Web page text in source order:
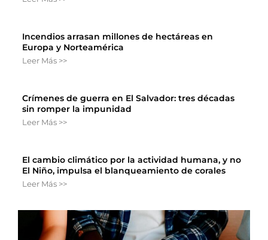
Incendios arrasan millones de hectáreas en
Europa y Norteamérica
Leer Más >>
Crímenes de guerra en El Salvador: tres décadas
sin romper la impunidad
Leer Más >>
El cambio climático por la actividad humana, y no
El Niño, impulsa el blanqueamiento de corales
Leer Más >>